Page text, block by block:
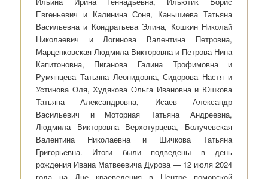
Евгеньевич и Калинина Соня, Каньшиева Татьяна
Васильевна и Кондратьева Элина, Кошкин Николай
Николаевич и Логинова Валентина Петровна,
Марценковская Людмила Викторовна и Петрова Нина
Капитоновна, Пиганова Галина Трофимовна и
Румянцева Татьяна Леонидовна, Сидорова Настя и
Устинова Оля, Худякова Ольга Ивановна и Юшкова
Татьяна Александровна, Исаев Александр
Васильевич и Моторная Татьяна Андреевна,
Людмила Викторовна Верхотурцева, Болучевская
Валентина Николаевна и Шичкова Татьяна
Григорьевна. Итоги были подведены в день
рождения Ивана Матвеевича Дурова — 12 июля 2024
года на Дне краеведения в Центре поморской